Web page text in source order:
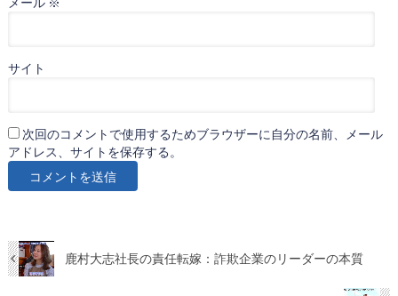
サイト
次回のコメントで使用するためブラウザーに自分の名前、メール
アドレス、サイトを保存する。
鹿村大志社長の責任転嫁：詐欺企業のリーダーの本質